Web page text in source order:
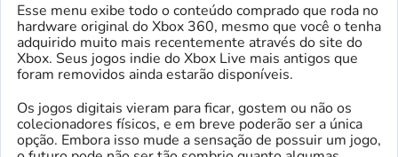
Esse menu exibe todo o conteúdo comprado que roda no
hardware original do Xbox 360, mesmo que você o tenha
adquirido muito mais recentemente através do site do
Xbox. Seus jogos indie do Xbox Live mais antigos que
foram removidos ainda estarão disponíveis.
Os jogos digitais vieram para ficar, gostem ou não os
colecionadores físicos, e em breve poderão ser a única
opção. Embora isso mude a sensação de possuir um jogo,